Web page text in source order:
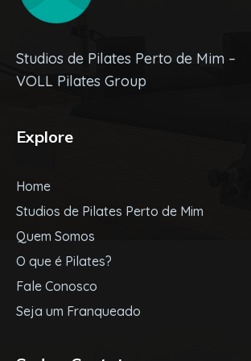
Studios de Pilates Perto de Mim –
VOLL Pilates Group
Explore
Home
Studios de Pilates Perto de Mim
Quem Somos
O que é Pilates?
Fale Conosco
Seja um Franqueado